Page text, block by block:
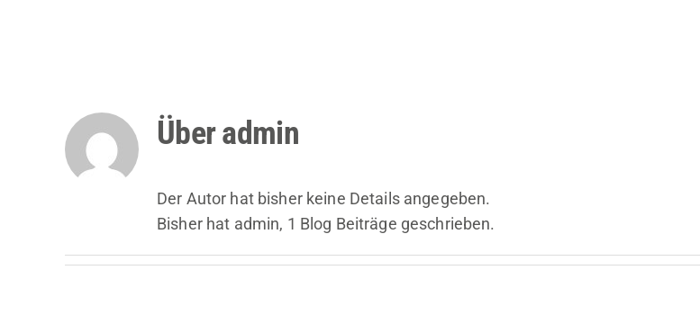
Überadmin
Der Autor hat bisher keine Details angegeben.
Bisher hat admin, 1 Blog Beiträge geschrieben.